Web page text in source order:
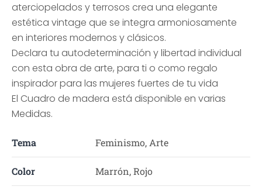
aterciopelados y terrosos crea una elegante
estética vintage que se integra armoniosamente
en interiores modernos y clásicos.
Declara tu autodeterminación y libertad individual
con esta obra de arte, para ti o como regalo
inspirador para las mujeres fuertes de tu vida
El Cuadro de madera está disponible en varias
Medidas.
Tema Feminismo, Arte
Color Marrón, Rojo